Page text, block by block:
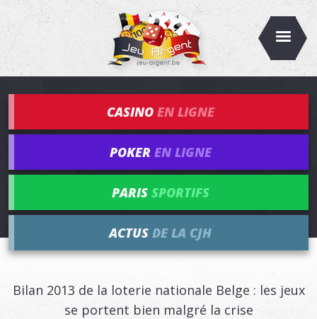
CASINO EN LIGNE
POKER EN LIGNE
PARIS SPORTIFS
ACTUS DE LA CJH
Bilan 2013 de la loterie nationale Belge : les jeux
se portent bien malgré la crise